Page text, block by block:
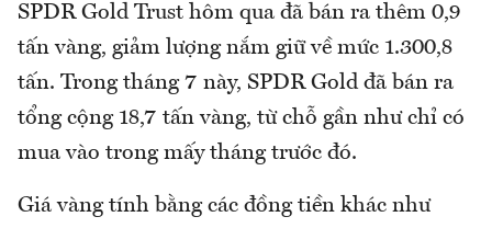
SPDR Gold Trust hôm qua đã bán ra thêm 0,9
tấn vàng, giảm lượng nắm giữ về mức 1.300,8
tấn. Trong tháng 7 này, SPDR Gold đã bán ra
tổng cộng 18,7 tấn vàng, từ chỗ gần như chỉ có
mua vào trong mấy tháng trước đó.
Giá vàng tính bằng các đồng tiền khác như